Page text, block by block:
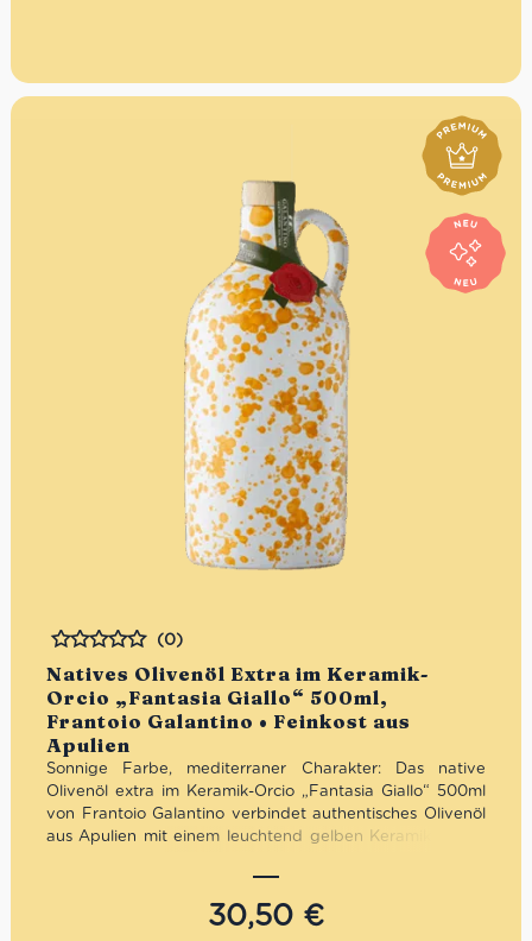
Natives Olivenöl Extra im Keramik-
Orcio „Fantasia Giallo“ 500ml,
Frantoio Galantino • Feinkost aus
Apulien
Bewertet
(0)
Sonnige Farbe, mediterraner Charakter: Das native
Olivenöl extra im Keramik-Orcio „Fantasia Giallo“ 500ml
von Frantoio Galantino verbindet authentisches Olivenöl
aus Apulien mit einem leuchtend gelben Keramikdesign.
optimal vor Licht geschützt und zugleich ein dekorativer
Blickfang. Ideal für die mediterrane Küche, den täglichen
Genuss oder als fröhliche, stilvolle Geschenkidee.
30,50 €